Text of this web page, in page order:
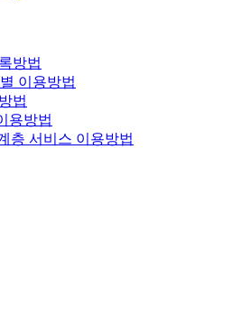
방법
이용방법
법
용방법
층 서비스 이용방법